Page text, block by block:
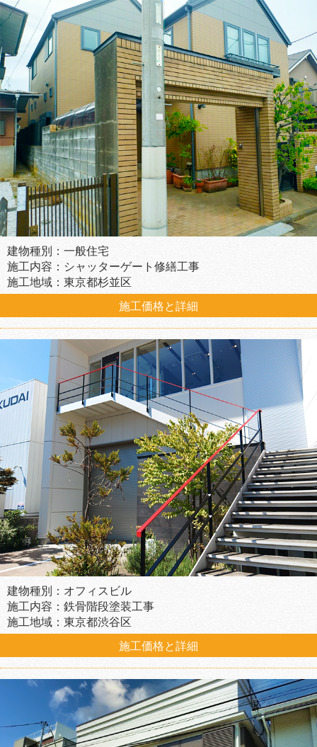
建物種別：一般住宅
施工内容：シャッターゲート修繕工事
施工地域：東京都杉並区
施工価格と詳細
建物種別：オフィスビル
施工内容：鉄骨階段塗装工事
施工地域：東京都渋谷区
施工価格と詳細